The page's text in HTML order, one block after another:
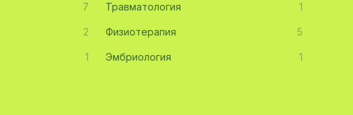
7 Травматология 1
2 Физиотерапия 5
1 Эмбриология 1